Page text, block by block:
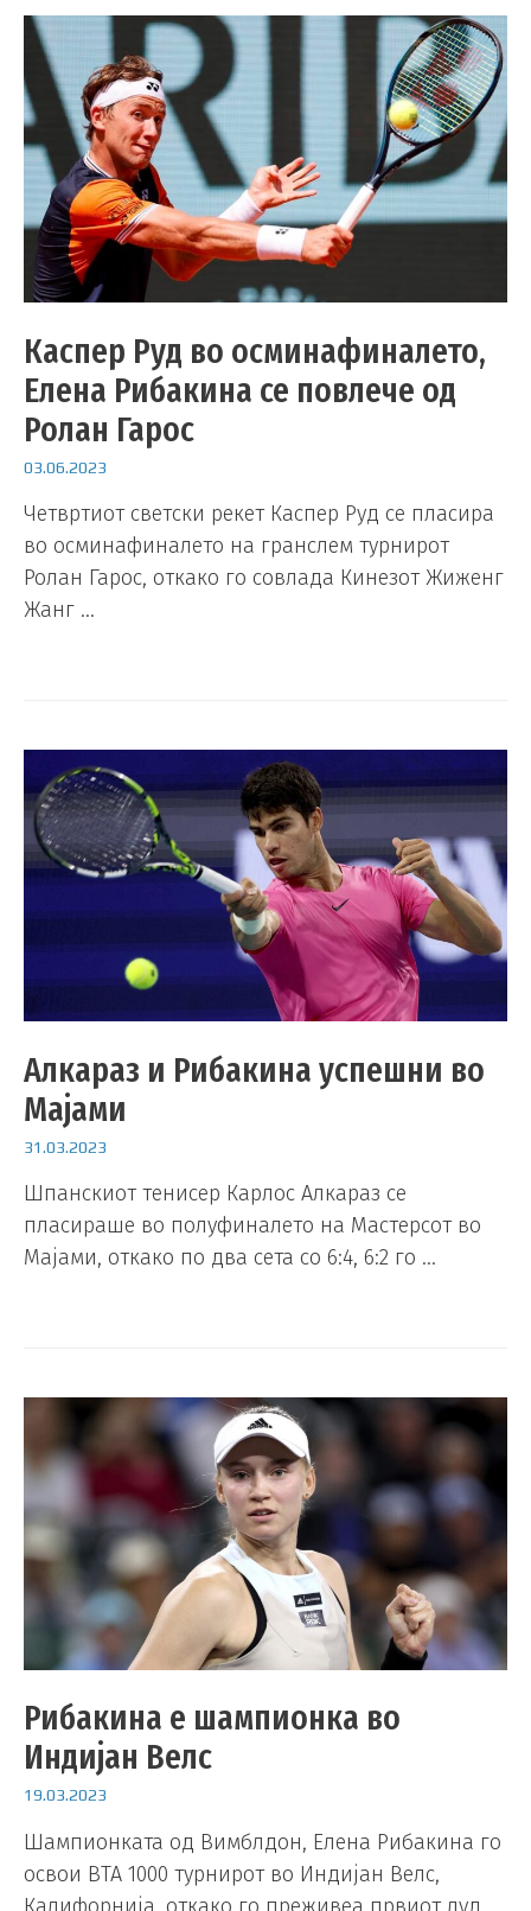
Каспер Руд во осминафиналето,
Елена Рибакина се повлече од
Ролан Гарос
03.06.2023
Четвртиот светски рекет Каспер Руд се пласира
во осминафиналето на гранслем турнирот
Ролан Гарос, откако го совлада Кинезот Жиженг
Жанг …
Алкараз и Рибакина успешни во
Мајами
31.03.2023
Шпанскиот тенисер Карлос Алкараз се
пласираше во полуфиналето на Мастерсот во
Мајами, откако по два сета со 6:4, 6:2 го …
Рибакина е шампионка во
Индијан Велс
19.03.2023
Шампионката од Вимблдон, Елена Рибакина го
освои ВТА 1000 турнирот во Индијан Велс,